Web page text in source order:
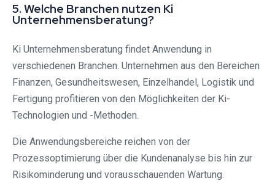
5. Welche Branchen nutzen Ki
Unternehmensberatung?
Ki Unternehmensberatung findet Anwendung in
verschiedenen Branchen. Unternehmen aus den Bereichen
Finanzen, Gesundheitswesen, Einzelhandel, Logistik und
Fertigung profitieren von den Möglichkeiten der Ki-
Technologien und -Methoden.
Die Anwendungsbereiche reichen von der
Prozessoptimierung über die Kundenanalyse bis hin zur
Risikominderung und vorausschauenden Wartung.